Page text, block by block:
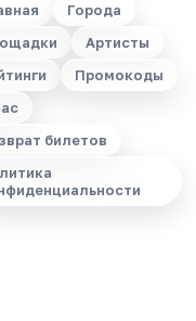
Города
Артисты
Промокоды
билетов